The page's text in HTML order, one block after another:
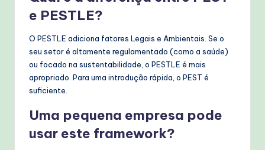
e PESTLE?
O PESTLE adiciona fatores Legais e Ambientais. Se o
seu setor é altamente regulamentado (como a saúde)
ou focado na sustentabilidade, o PESTLE é mais
apropriado. Para uma introdução rápida, o PEST é
suficiente.
Uma pequena empresa pode
usar este framework?